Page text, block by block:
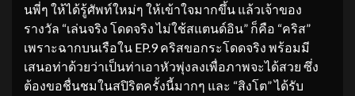
นพี่ๆ ให้ได้รู้ศัพท์ใหม่ๆ ให้เข้าใจมากขึ้น แล้วเจ้าของ
รางวัล “เล่นจริง โดดจริง ไม่ใช้สแตนด์อิน” ก็คือ “คริส”
เพราะฉากบนเรือใน EP.9 คริสขอกระโดดจริง พร้อมมี
เสนอท่าด้วยว่าเป็นท่าเอาหัวพุ่งลงเพื่อภาพจะได้สวย ซึ่ง
ต้องขอชื่นชมในสปิริตครั้งนี้มากๆ และ “สิงโต” ได้รับ